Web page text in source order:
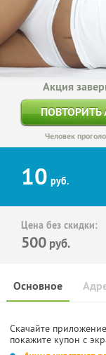
Акция
Человек
10 руб.
Цена без скидки:
500 руб.
Основное
Скачайте
покажите купон с